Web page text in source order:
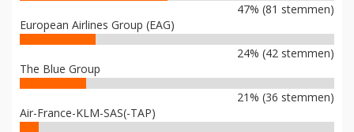
47% (81 stemmen)
European Airlines Group (EAG)
24% (42 stemmen)
The Blue Group
21% (36 stemmen)
Air-France-KLM-SAS(-TAP)